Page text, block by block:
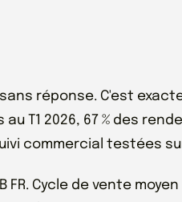
réponse. C'est
T1 2026, 67 % des
commercial testées
Cycle de vente